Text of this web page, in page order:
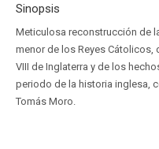
Sinopsis
Meticulosa reconstrucción de
menor de los Reyes
VIII de Inglaterra y de los
periodo de la historia inglesa,
Tomás Moro.